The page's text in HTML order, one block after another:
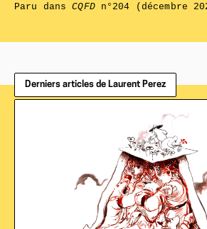
Paru dansCQFDn°204 (décembre
Derniers articles de Laurent Perez